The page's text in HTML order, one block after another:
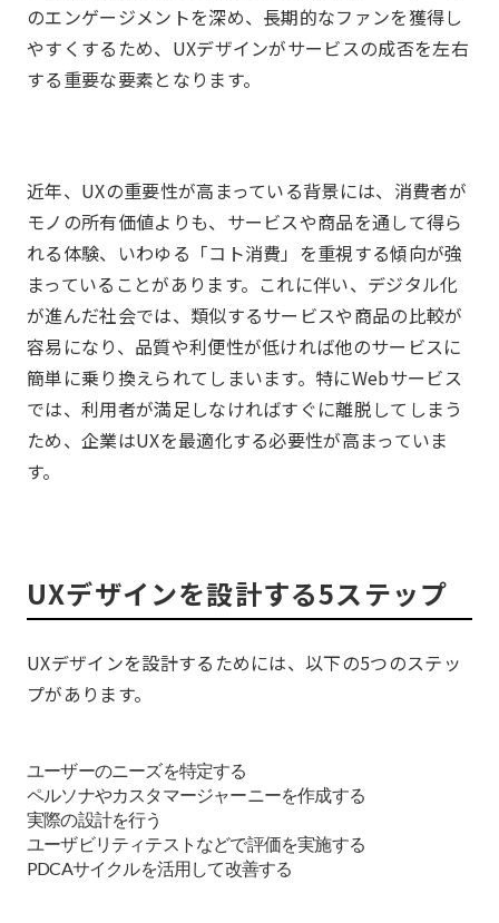
のエンゲージメントを深め、長期的なファンを獲得し
やすくするため、UXデザインがサービスの成否を左右
する重要な要素となります。
近年、UXの重要性が高まっている背景には、消費者が
モノの所有価値よりも、サービスや商品を通して得ら
れる体験、いわゆる「コト消費」を重視する傾向が強
まっていることがあります。これに伴い、デジタル化
が進んだ社会では、類似するサービスや商品の比較が
容易になり、品質や利便性が低ければ他のサービスに
簡単に乗り換えられてしまいます。特にWebサービス
では、利用者が満足しなければすぐに離脱してしまう
ため、企業はUXを最適化する必要性が高まっていま
す。
UXデザインを設計する5ステップ
UXデザインを設計するためには、以下の5つのステッ
プがあります。
ユーザーのニーズを特定する
ペルソナやカスタマージャーニーを作成する
実際の設計を行う
ユーザビリティテストなどで評価を実施する
PDCAサイクルを活用して改善する